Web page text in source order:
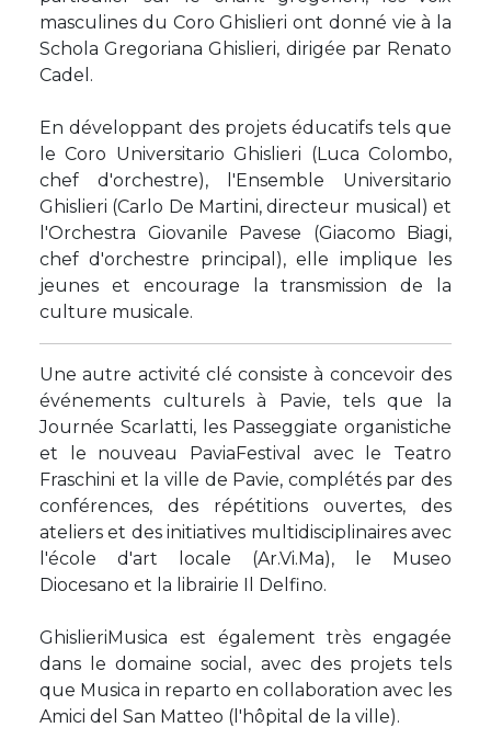
masculines du Coro Ghislieri ont donné vie à la
Schola Gregoriana Ghislieri, dirigée par Renato
Cadel.
En développant des projets éducatifs tels que
le Coro Universitario Ghislieri (Luca Colombo,
chef d'orchestre), l'Ensemble Universitario
Ghislieri (Carlo De Martini, directeur musical) et
l'Orchestra Giovanile Pavese (Giacomo Biagi,
chef d'orchestre principal), elle implique les
jeunes et encourage la transmission de la
culture musicale.
Une autre activité clé consiste à concevoir des
événements culturels à Pavie, tels que la
Journée Scarlatti, les Passeggiate organistiche
et le nouveau PaviaFestival avec le Teatro
Fraschini et la ville de Pavie, complétés par des
conférences, des répétitions ouvertes, des
ateliers et des initiatives multidisciplinaires avec
l'école d'art locale (Ar.Vi.Ma), le Museo
Diocesano et la librairie Il Delfino.
GhislieriMusica est également très engagée
dans le domaine social, avec des projets tels
que Musica in reparto en collaboration avec les
Amici del San Matteo (l'hôpital de la ville).